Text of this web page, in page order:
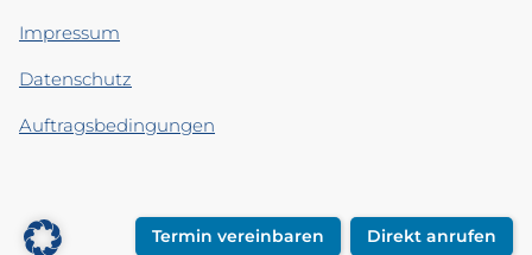
Impressum
Datenschutz
Auftragsbedingungen
Termin vereinbaren Direkt anrufen